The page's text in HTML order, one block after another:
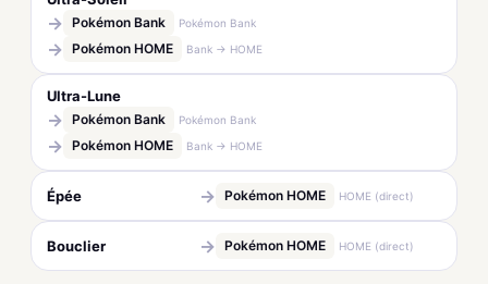
→ Pokémon Bank Pokémon Bank
→ Pokémon HOME Bank → HOME
Ultra-Lune
→ Pokémon Bank Pokémon Bank
→ Pokémon HOME Bank → HOME
Épée → Pokémon HOME HOME (direct)
Bouclier → Pokémon HOME HOME (direct)